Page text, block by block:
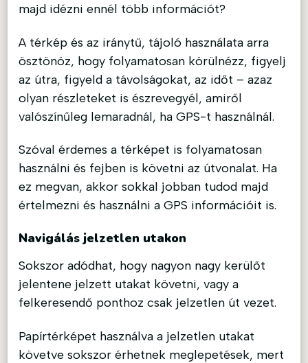
majd idézni ennél több információt?
A térkép és az iránytű, tájoló használata arra
ösztönöz, hogy folyamatosan körülnézz, figyelj
az útra, figyeld a távolságokat, az időt – azaz
olyan részleteket is észrevegyél, amiről
valószínűleg lemaradnál, ha GPS-t használnál.
Szóval érdemes a térképet is folyamatosan
használni és fejben is követni az útvonalat. Ha
ez megvan, akkor sokkal jobban tudod majd
értelmezni és használni a GPS információit is.
Navigálás jelzetlen utakon
Sokszor adódhat, hogy nagyon nagy kerülőt
jelentene jelzett utakat követni, vagy a
felkeresendő ponthoz csak jelzetlen út vezet.
Papírtérképet használva a jelzetlen utakat
követve sokszor érhetnek meglepetések, mert